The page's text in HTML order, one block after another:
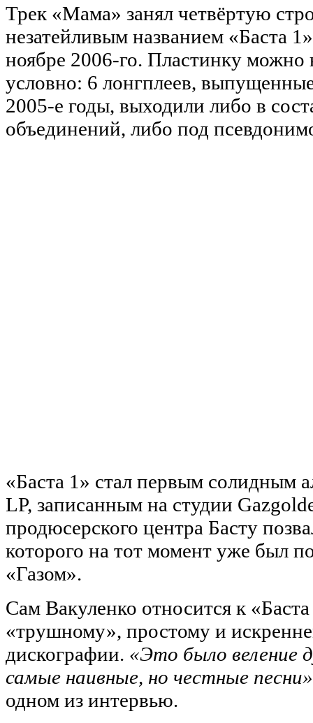
Трек «Мама» занял четвёртую
незатейливым названием «Баста
ноябре 2006-го. Пластинку можно
условно: 6 лонгплеев,
2005-е годы, выходили либо в
объединений, либо под
«Баста 1» стал первым солидным
LP, записанным на студии
продюсерского центра Басту
которого на тот момент уже был
«Газом».
Сам Вакуленко относится к
«трушному», простому и
дискографии. «Это было веление
самые наивные, но честные песни»
одном из интервью.